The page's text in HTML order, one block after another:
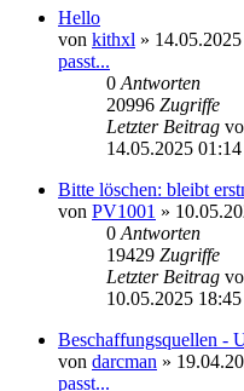
Hello
von kithxl »
passt...
0 Antworten
20996 Zugriffe
Letzter Beitrag
14.05.2025 01:14
Bitte löschen: bleibt
von PV1001 »
0 Antworten
19429 Zugriffe
Letzter Beitrag
10.05.2025 18:45
Beschaffungsquellen -
von darcman »
passt...